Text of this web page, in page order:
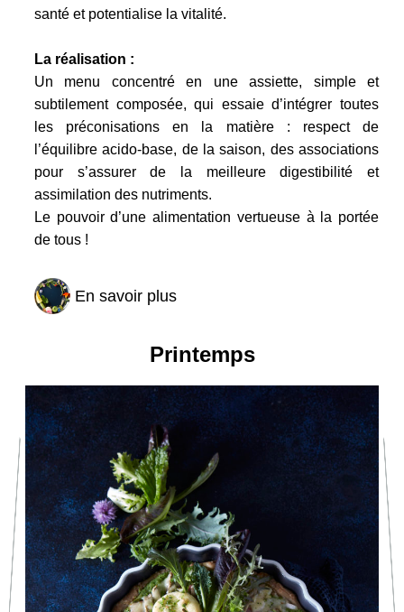
santé et potentialise la vitalité.
La réalisation :
Un menu concentré en une assiette, simple et
subtilement composée, qui essaie d’intégrer toutes
les préconisations en la matière : respect de
l’équilibre acido-base, de la saison, des associations
pour s’assurer de la meilleure digestibilité et
assimilation des nutriments.
Le pouvoir d’une alimentation vertueuse à la portée
de tous !
En savoir plus
Printemps